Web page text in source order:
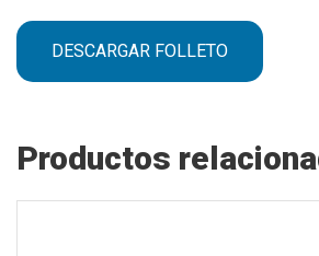
DESCARGAR FOLLETO
Productos